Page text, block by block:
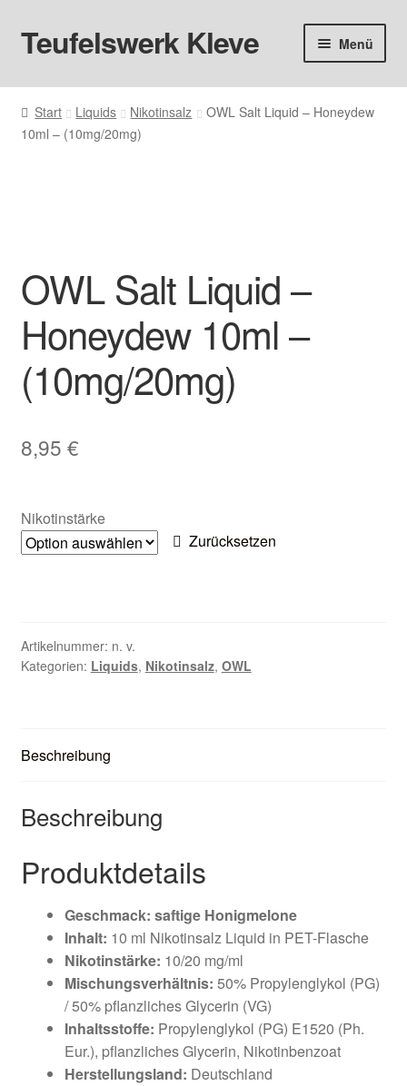
Zur
Navigation
Zum
Inhalt
Teufelswerk Kleve Menü
Startseite
Hardware
Big Puff
Aromen
Basen & Nikotin
Kontaktformular
Start Liquids Nikotinsalz
OWL Salt Liquid – Honeydew
10ml – (10mg/20mg)
OWL Salt Liquid –
Honeydew 10ml –
(10mg/20mg)
8,95 €
Nikotinstärke
Zurücksetzen
Artikelnummer: n. v.
Kategorien: Liquids, Nikotinsalz, OWL
Beschreibung
Beschreibung
Produktdetails
Geschmack: saftige Honigmelone
Inhalt: 10 ml Nikotinsalz Liquid in PET-Flasche
Nikotinstärke: 10/20 mg/ml
Mischungsverhältnis: 50% Propylenglykol (PG)
/ 50% pflanzliches Glycerin (VG)
Inhaltsstoffe: Propylenglykol (PG) E1520 (Ph.
Eur.), pflanzliches Glycerin, Nikotinbenzoat
Herstellungsland: Deutschland